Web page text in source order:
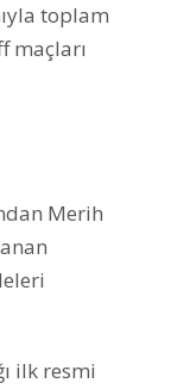
toplam
maçları
Merih
ilk resmi